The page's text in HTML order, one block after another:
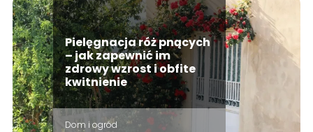
Pielęgnacja róż pnących
– jak zapewnić im
zdrowy wzrost i obfite
kwitnienie
Dom i ogród